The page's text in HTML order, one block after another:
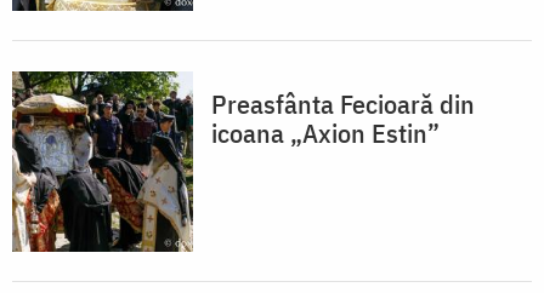
Preasfânta Fecioară din
icoana „Axion Estin”